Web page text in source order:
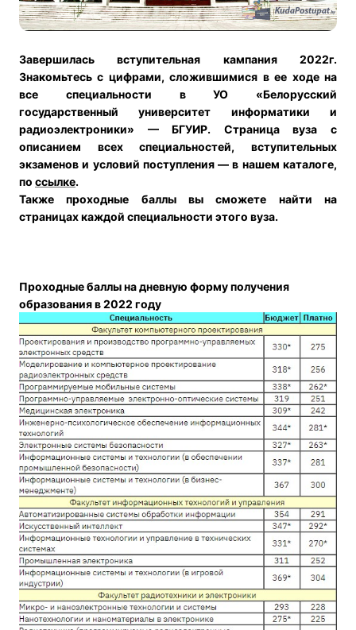
Завершилась вступительная кампания 2022г.
Знакомьтесь с цифрами, сложившимися в ее ходе на
все специальности в УО «Белорусский
государственный университет информатики и
радиоэлектроники» — БГУИР. Страница вуза с
описанием всех специальностей, вступительных
экзаменов и условий поступления — в нашем каталоге,
по ссылке.
Также проходные баллы вы сможете найти на
страницах каждой специальности этого вуза.
Проходные баллы на дневную форму получения
образования в 2022 году